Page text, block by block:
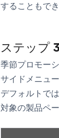
することもでき
ステップ
季節プロモー
サイドメニュ
デフォルトで
対象の製品ペ